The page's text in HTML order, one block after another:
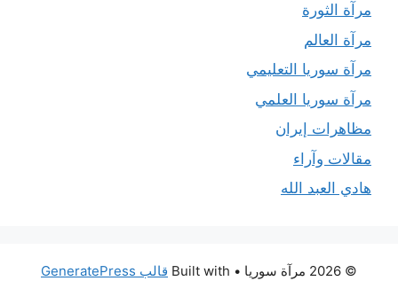
مرآة الثورة
مرآة العالم
مرآة سوريا التعليمي
مرآة سوريا العلمي
مظاهرات إيران
مقالات وآراء
هادي العبد الله
© 2026 مرآة سوريا • Built with قالب GeneratePress